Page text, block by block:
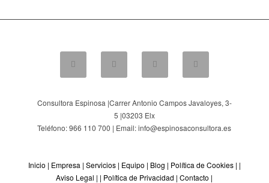
Consultora Espinosa |Carrer Antonio Campos Javaloyes, 3-
5 |03203 Elx
Teléfono: 966 110 700 | Email: info@espinosaconsultora.es
Inicio | Empresa | Servicios| Equipo | Blog | Política de Cookies| |
Aviso Legal | | Política de Privacidad |Contacto |